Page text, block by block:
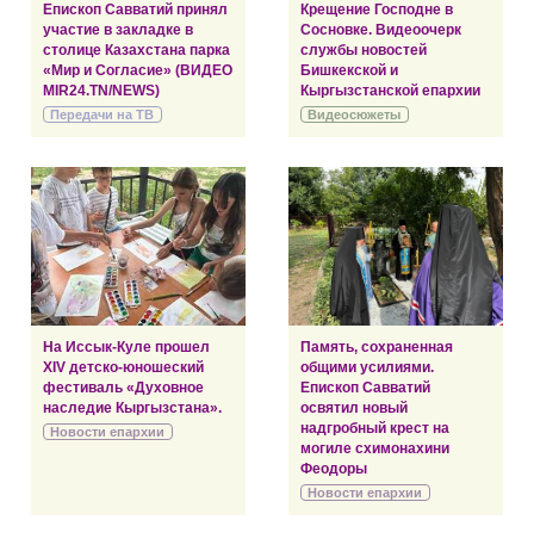
Епископ Савватий принял
участие в закладке в
столице Казахстана парка
«Мир и Согласие» (ВИДЕО
MIR24.TN/NEWS)
Передачи на ТВ
Крещение Господне в
Сосновке. Видеоочерк
службы новостей
Бишкекской и
Кыргызстанской епархии
Видеосюжеты
На Иссык-Куле прошел
XIV детско-юношеский
фестиваль «Духовное
наследие Кыргызстана».
Новости епархии
Память, сохраненная
общими усилиями.
Епископ Савватий
освятил новый
надгробный крест на
могиле схимонахини
Феодоры
Новости епархии